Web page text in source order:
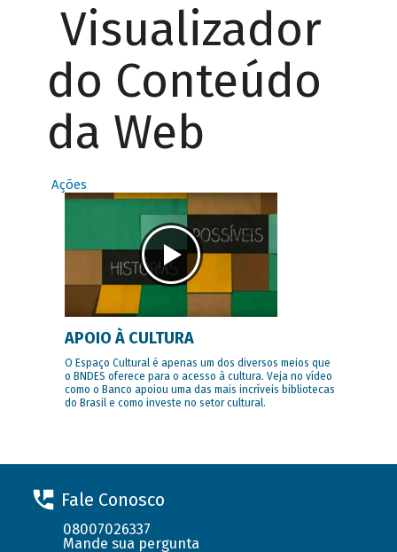
Visualizador
do Conteúdo
da Web
Ações
APOIO À CULTURA
O Espaço Cultural é apenas um dos diversos meios que
o BNDES oferece para o acesso à cultura. Veja no vídeo
como o Banco apoiou uma das mais incríveis bibliotecas
do Brasil e como investe no setor cultural.
Fale Conosco
08007026337
Mande sua pergunta